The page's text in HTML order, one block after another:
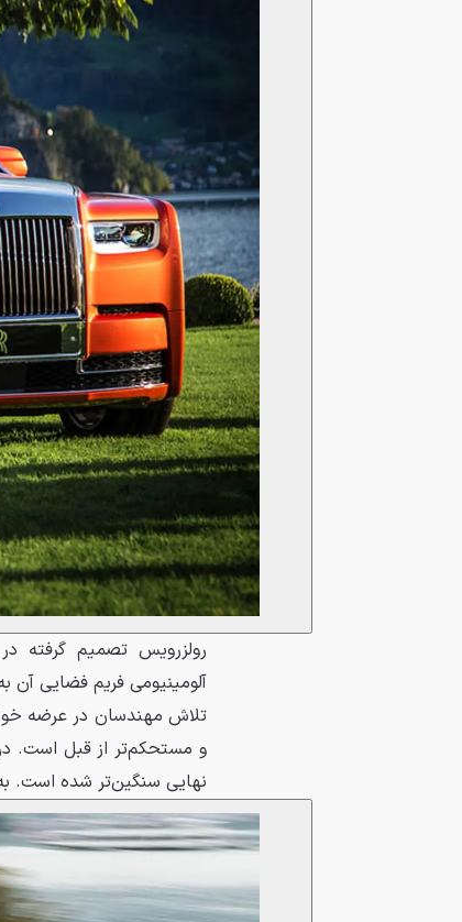
رولزرویس تصمیم گرفته
آلومینیومی فریم فضایی
و مستحکم‌تر از قبل است.
نهایی سنگین‌تر شده است. به